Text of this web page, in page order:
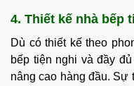
4. Thiết kế nhà bếp
Dù có thiết kế theo
bếp tiện nghi và đầy
nâng cao hàng đầu. Sự